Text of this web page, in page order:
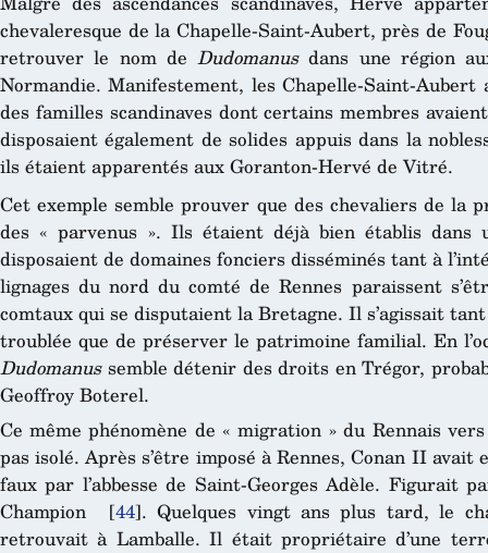
chevaleresque de la Chapelle-Saint-Aubert, près de
retrouver le nom deDudomanusdans une région
Normandie. Manifestement, les Chapelle-Saint-Aubert
des familles scandinaves dont certains membres
disposaient également de solides appuis dans la
ils étaient apparentés aux Goranton-Hervé de Vitré.
Cet exemple semble prouver que des chevaliers de la
des « parvenus ». Ils étaient déjà bien établis dans
disposaient de domaines fonciers disséminés tant à
lignages du nord du comté de Rennes paraissent
comtaux qui se disputaient la Bretagne. Il s’agissait
troublée que de préserver le patrimoine familial. En
Dudomanussemble détenir des droits en Trégor,
Geoffroy Boterel.
Ce même phénomène de « migration » du Rennais
pas isolé. Après s’être imposé à Rennes, Conan II
faux par l’abbesse de Saint-Georges Adèle. Figurait
Champion
[44]. Quelques vingt ans plus tard, le
retrouvait à Lamballe. Il était propriétaire d’une